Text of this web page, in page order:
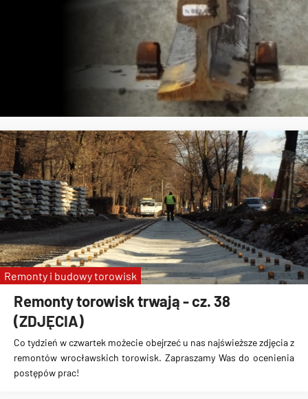
Remonty torowisk trwają - cz. 38
(ZDJĘCIA)
Co tydzień w czwartek możecie obejrzeć u nas najświeższe zdjęcia z
remontów wrocławskich torowisk. Zapraszamy Was do ocenienia
postępów prac!
Remonty i budowy torowisk